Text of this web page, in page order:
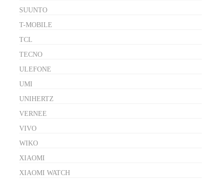
SUUNTO
T-MOBILE
TCL
TECNO
ULEFONE
UMI
UNIHERTZ
VERNEE
VIVO
WIKO
XIAOMI
XIAOMI WATCH